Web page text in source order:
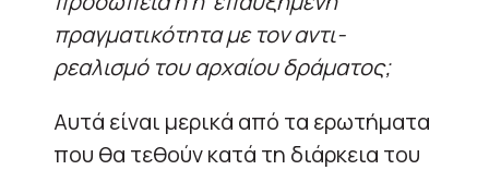
πραγματικότητα με τον αντι-
ρεαλισμό του αρχαίου δράματος;
Αυτά είναι μερικά από τα ερωτήματα
που θα τεθούν κατά τη διάρκεια του